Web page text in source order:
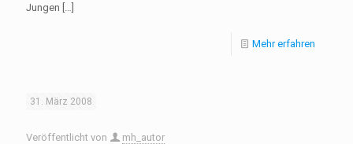
Jungen […]
Mehr erfahren
31. März 2008
Veröffentlicht von mh_autor